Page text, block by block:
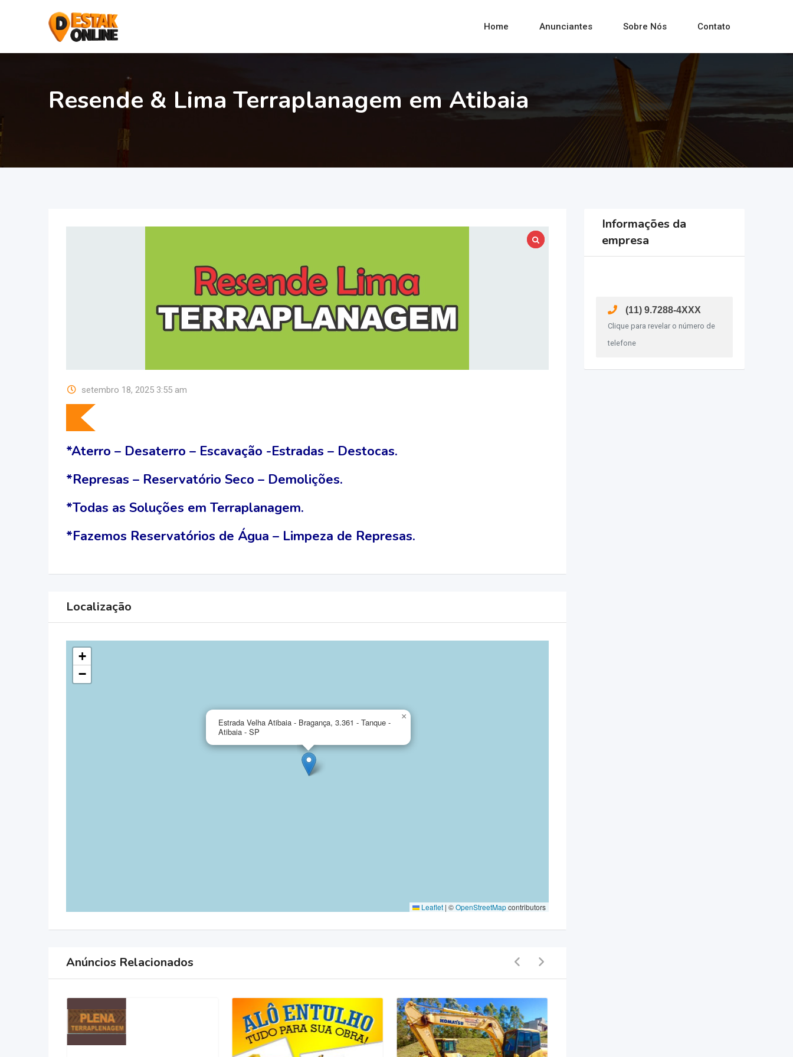
Home Anunciantes Sobre Nós Contato
Resende & Lima Terraplanagem em Atibaia
setembro 18, 2025 3:55 am
*Aterro – Desaterro – Escavação -Estradas – Destocas.
*Represas – Reservatório Seco – Demolições.
*Todas as Soluções em Terraplanagem.
*Fazemos Reservatórios de Água – Limpeza de Represas.
Localização
Estrada Velha Atibaia - Bragança, 3.361 - Tanque -
Atibaia - SP
×
+
−
Leaflet | ©OpenStreetMapcontributors
Anúncios Relacionados
Informações da
empresa
(11) 9.7288-4XXX
Clique para revelar o número de
telefone